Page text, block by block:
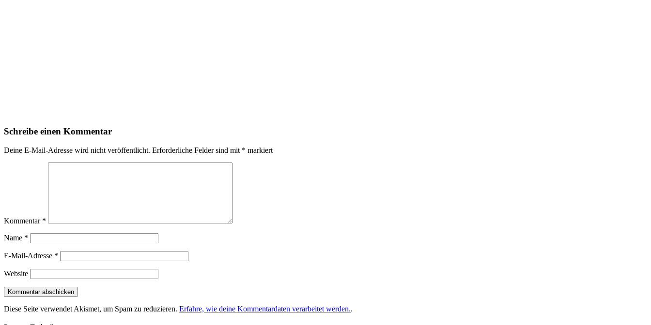
Schreibe einen Kommentar
Deine E-Mail-Adresse wird nicht veröffentlicht. Erforderliche Felder sind mit * markiert
Kommentar *
Name *
E-Mail-Adresse *
Website
Diese Seite verwendet Akismet, um Spam zu reduzieren. Erfahre, wie deine Kommentardaten verarbeitet werden..